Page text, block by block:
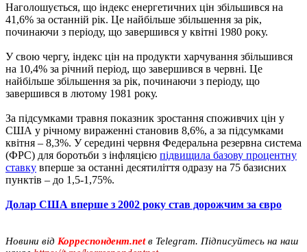
Наголошується, що індекс енергетичних цін збільшився на
41,6% за останній рік. Це найбільше збільшення за рік,
починаючи з періоду, що завершився у квітні 1980 року.
У свою чергу, індекс цін на продукти харчування збільшився
на 10,4% за річний період, що завершився в червні. Це
найбільше збільшення за рік, починаючи з періоду, що
завершився в лютому 1981 року.
За підсумками травня показник зростання споживчих цін у
США у річному вираженні становив 8,6%, а за підсумками
квітня – 8,3%. У середині червня Федеральна резервна система
(ФРС) для боротьби з інфляцією підвищила базову процентну
ставку вперше за останні десятиліття одразу на 75 базисних
пунктів – до 1,5-1,75%.
Долар США вперше з 2002 року став дорожчим за євро
Новини від Корреспондент.netв Telegram. Підписуйтесь на наш